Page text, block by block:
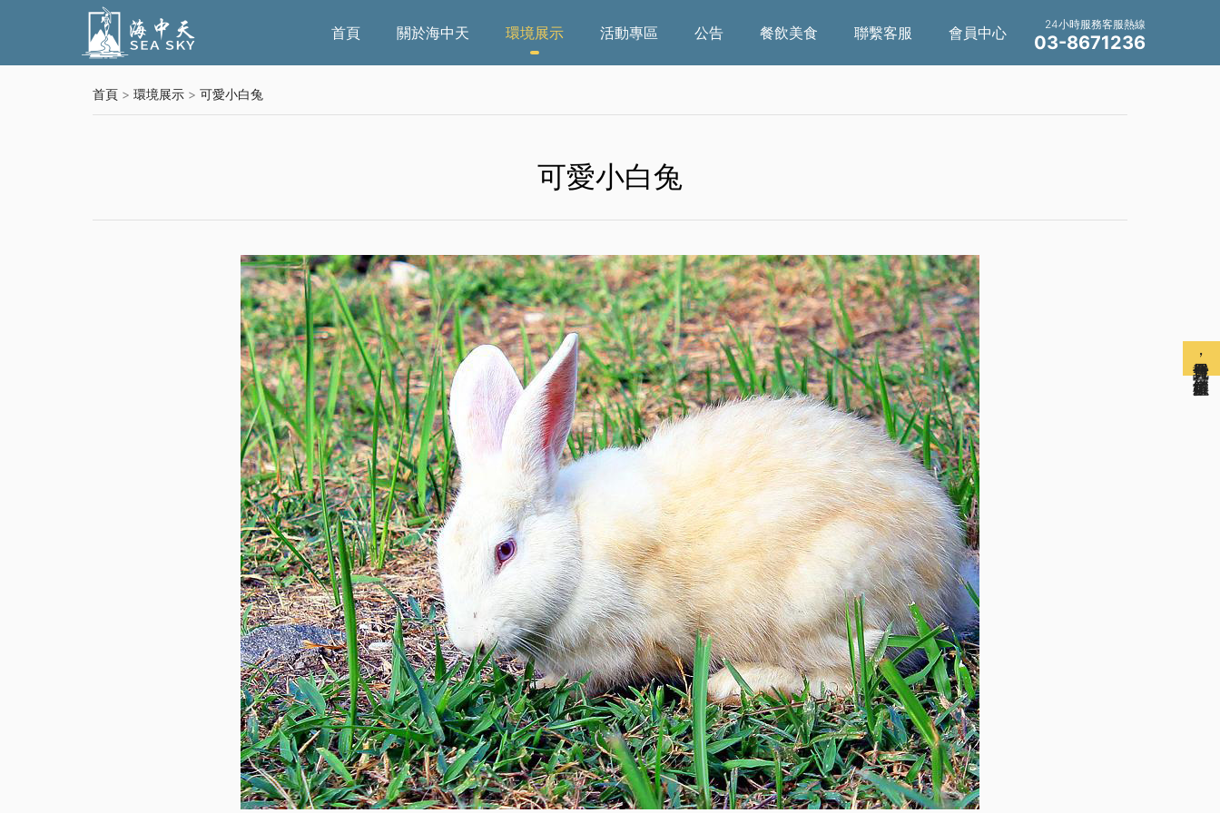
24小時服務客服熱線
03-8671236
首頁 關於海中天 環境展示 活動專區 公告 餐飲美食 聯繫客服 會員中心
首頁 > 環境展示 > 可愛小白兔
可愛小白兔
免費註冊會員，解鎖更多權益